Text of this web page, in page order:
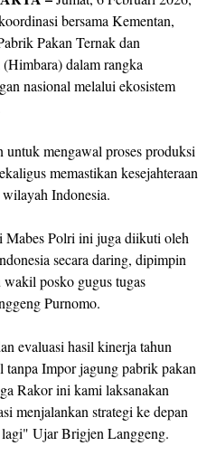
bersama Kementan,
Pakan Ternak dan
dalam rangka
nasional melalui ekosistem
mengawal proses produksi
memastikan kesejahteraan
Indonesia.
Mabes Polri ini juga diikuti oleh
secara daring, dipimpin
posko gugus tugas
Purnomo.
evaluasi hasil kinerja tahun
tanpa Impor jagung pabrik pakan
Rakor ini kami laksanakan
menjalankan strategi ke depan
Ujar Brigjen Langgeng.